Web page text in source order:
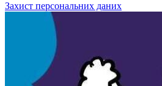
Захист персональних даних